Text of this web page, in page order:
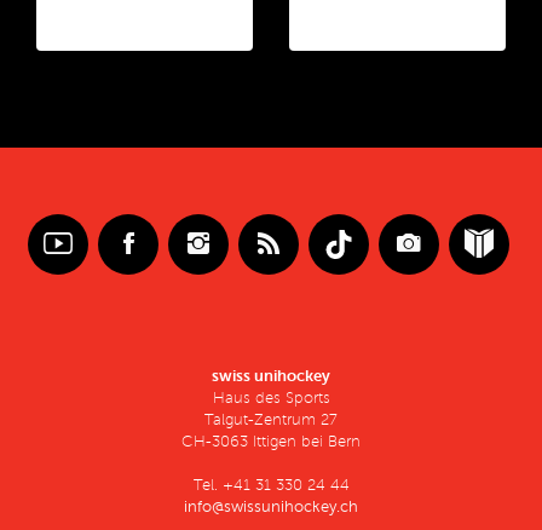
swiss unihockey
Haus des Sports
Talgut-Zentrum 27
CH-3063 Ittigen bei Bern
Tel. +41 31 330 24 44
info@swissunihockey.ch